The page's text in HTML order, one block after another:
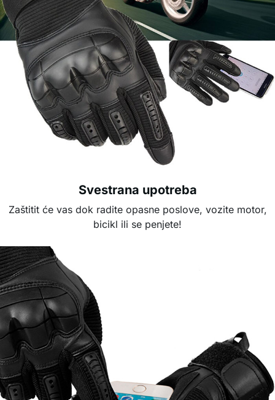
Svestrana upotreba
Zaštitit će vas dok radite opasne poslove, vozite motor,
bicikl ili se penjete!